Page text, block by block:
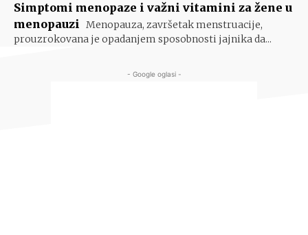
Simptomi menopaze i važni vitamini za žene u
menopauzi Menopauza, završetak menstruacije,
prouzrokovana je opadanjem sposobnosti jajnika da...
- Google oglasi -